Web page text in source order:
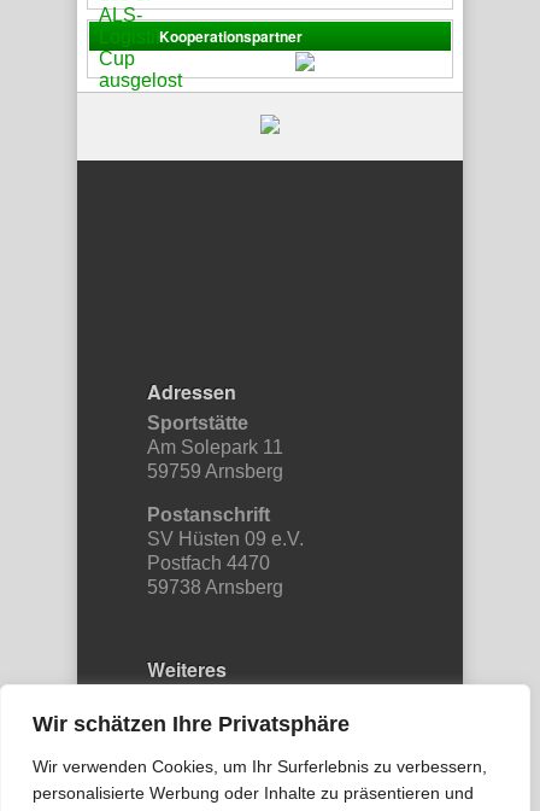
Wir schätzen Ihre Privatsphäre
Wir verwenden Cookies, um Ihr Surferlebnis zu verbessern,
personalisierte Werbung oder Inhalte zu präsentieren und
Kooperationspartner
Adressen
Sportstätte
Am Solepark 11
59759 Arnsberg
Postanschrift
SV Hüsten 09 e.V.
Postfach 4470
59738 Arnsberg
Weiteres
Datenschutz